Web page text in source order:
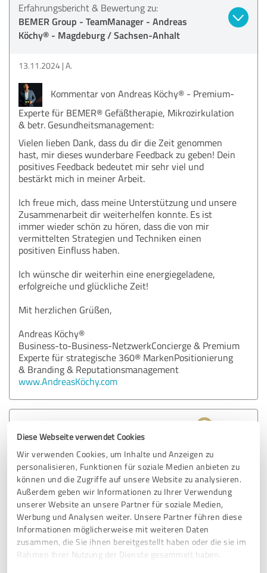
Diese Webseite verwendet Cookies
Wir verwenden Cookies, um Inhalte und Anzeigen zu
personalisieren, Funktionen für soziale Medien anbieten zu
können und die Zugriffe auf unsere Website zu analysieren.
Außerdem geben wir Informationen zu Ihrer Verwendung
unserer Website an unsere Partner für soziale Medien,
Werbung und Analysen weiter. Unsere Partner führen diese
Informationen möglicherweise mit weiteren Daten
zusammen, die Sie ihnen bereitgestellt haben oder die sie im
Rahmen Ihrer Nutzung der Dienste gesammelt haben.
Erfahrungsbericht & Bewertung zu:
BEMER Group - TeamManager - Andreas
Köchy® - Magdeburg / Sachsen-Anhalt
13.11.2024 A.
Kommentar von Andreas Köchy® - Premium-
Experte für BEMER® Gefäßtherapie, Mikrozirkulation
& betr. Gesundheitsmanagement:
Vielen lieben Dank, dass du dir die Zeit genommen
hast, mir dieses wunderbare Feedback zu geben! Dein
positives Feedback bedeutet mir sehr viel und
bestärkt mich in meiner Arbeit.
Ich freue mich, dass meine Unterstützung und unsere
Zusammenarbeit dir weiterhelfen konnte. Es ist
immer wieder schön zu hören, dass die von mir
vermittelten Strategien und Techniken einen
positiven Einfluss haben.
Ich wünsche dir weiterhin eine energiegeladene,
erfolgreiche und glückliche Zeit!
Mit herzlichen Grüßen,
Andreas Köchy®
Business-to-Business-NetzwerkConcierge & Premium
Experte für strategische 360® MarkenPositionierung
& Branding & Reputationsmanagement
www.AndreasKöchy.com
SEHR GUT Empfehlung
Herr Köchy ist super kompetent, ein toller
Ansprechpartner und hat eine sehr angenehme und
empathische Art...insgesamt 5 Sterne...:-)
Erfahrungsbericht & Bewertung zu: